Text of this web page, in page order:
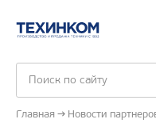
Главная Новости